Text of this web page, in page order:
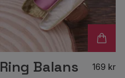
Ring Balans 169 kr